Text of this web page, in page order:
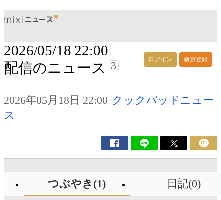
ログイン 新規登録
2026/05/18 22:00
配信のニュース
3
2026年05月18日 22:00 クックパッドニュー
ス
つぶやき(1) 日記(0)